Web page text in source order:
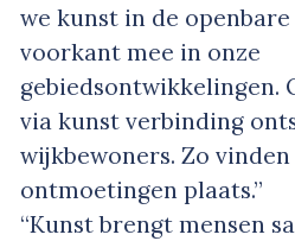
we kunst in de
voorkant mee in onze
gebiedsontwikkelingen.
via kunst verbinding
wijkbewoners. Zo
ontmoetingen plaats.”
“Kunst brengt mensen